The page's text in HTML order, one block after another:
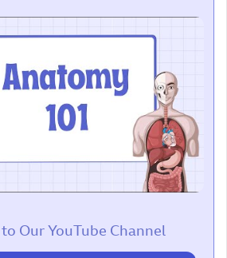
Our YouTube Channel